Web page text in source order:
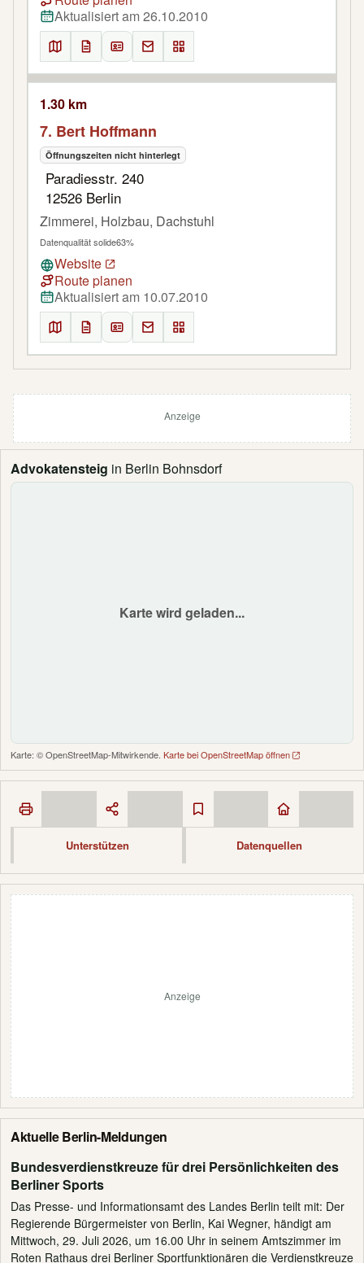
Advokatensteig in Berlin Bohnsdorf
Karte wird geladen...
Karte: © OpenStreetMap-Mitwirkende. Karte bei OpenStreetMap öffnen
Unterstützen Datenquellen
Anzeige
Aktuelle Berlin-Meldungen
Bundesverdienstkreuze für drei Persönlichkeiten des
Berliner Sports
Das Presse- und Informationsamt des Landes Berlin teilt mit: Der
Regierende Bürgermeister von Berlin, Kai Wegner, händigt am
Mittwoch, 29. Juli 2026, um 16.00 Uhr in seinem Amtszimmer im
Roten Rathaus drei Berliner Sportfunktionären die Verdienstkreuze
Aktualisiert am 26.10.2010
1.30 km
7. Bert Hoffmann
Öffnungszeiten nicht hinterlegt
Paradiesstr. 240
12526 Berlin
Zimmerei, Holzbau, Dachstuhl
Datenqualität solide63%
Website
Route planen
Aktualisiert am 10.07.2010
Anzeige